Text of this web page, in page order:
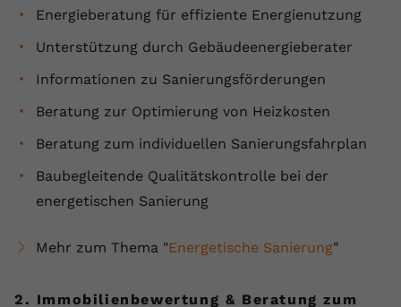
Energieberatung für effiziente Energienutzung
Unterstützung durch Gebäudeenergieberater
Informationen zu Sanierungsförderungen
Beratung zur Optimierung von Heizkosten
Beratung zum individuellen Sanierungsfahrplan
Baubegleitende Qualitätskontrolle bei der
energetischen Sanierung
Mehr zum Thema "Energetische Sanierung"
2. Immobilienbewertung & Beratung zum
Anbieter Youtube.com
Laufzeit Session
Zweck
YouTube setzt diesen Cookie, um die
Videopräferenzen des Benutzers zu
Videos verwendet.